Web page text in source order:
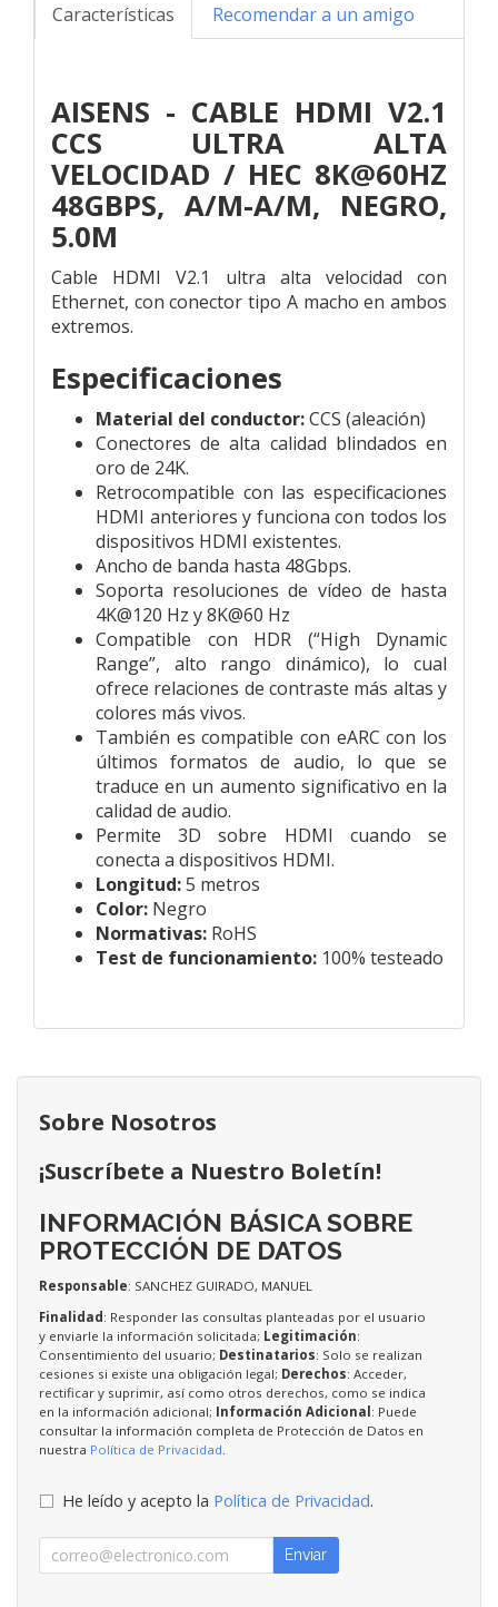
Características Recomendar a un amigo
AISENS - CABLE HDMI V2.1
CCS ULTRA ALTA
VELOCIDAD / HEC 8K@60HZ
48GBPS, A/M-A/M, NEGRO,
5.0M
Cable HDMI V2.1 ultra alta velocidad con
Ethernet, con conector tipo A macho en ambos
extremos.
Especificaciones
Material del conductor:CCS (aleación)
Conectores de alta calidad blindados en
oro de 24K.
Retrocompatible con las especificaciones
HDMI anteriores y funciona con todos los
dispositivos HDMI existentes.
Ancho de banda hasta 48Gbps.
Soporta resoluciones de vídeo de hasta
4K@120 Hz y 8K@60 Hz
Compatible con HDR (“High Dynamic
Range”, alto rango dinámico), lo cual
ofrece relaciones de contraste más altas y
colores más vivos.
También es compatible con eARC con los
últimos formatos de audio, lo que se
traduce en un aumento significativo en la
calidad de audio.
Permite 3D sobre HDMI cuando se
conecta a dispositivos HDMI.
Longitud:5 metros
Color: Negro
Normativas: RoHS
Test de funcionamiento: 100% testeado
Sobre Nosotros
¡Suscríbete a Nuestro Boletín!
INFORMACIÓN BÁSICA SOBRE
PROTECCIÓN DE DATOS
Responsable: SANCHEZ GUIRADO, MANUEL
Finalidad: Responder las consultas planteadas por el usuario
y enviarle la información solicitada; Legitimación:
Consentimiento del usuario; Destinatarios: Solo se realizan
cesiones si existe una obligación legal; Derechos: Acceder,
rectificar y suprimir, así como otros derechos, como se indica
en la información adicional; Información Adicional: Puede
consultar la información completa de Protección de Datos en
nuestra Política de Privacidad
He leído y acepto la Política de Privacidad.
Enviar